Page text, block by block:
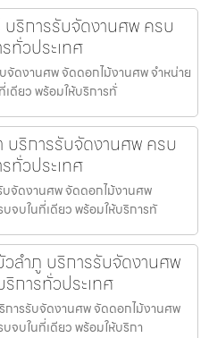
ริการรับจัดงานศพ ครบ
ทั่วประเทศ
ดงานศพ จัดดอกไม้งานศพ จำหน่าย
ดียว พร้อมให้บริการทั่
บริการรับจัดงานศพ ครบ
ทั่วประเทศ
บจัดงานศพ จัดดอกไม้งานศพ
จบในที่เดียว พร้อมให้บริการทั
ลำภู บริการรับจัดงานศพ
การทั่วประเทศ
ารรับจัดงานศพ จัดดอกไม้งานศพ
จบในที่เดียว พร้อมให้บริกา